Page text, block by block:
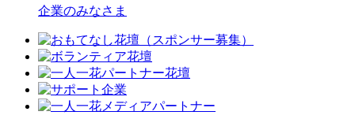
企業のみなさま